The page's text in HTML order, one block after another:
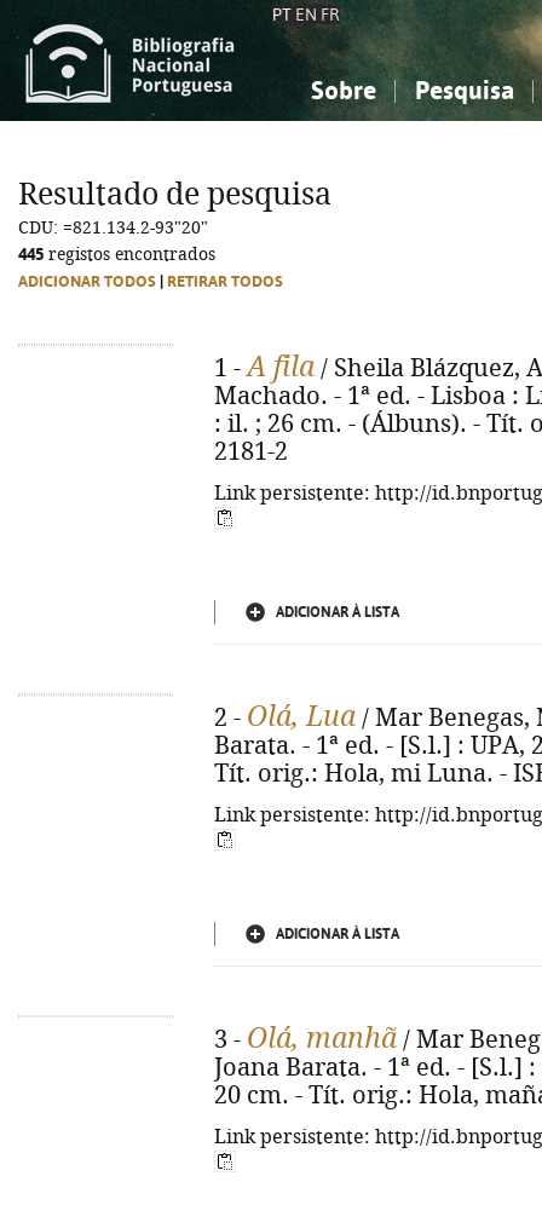
PT EN FR
Sobre Pesquisa
Ciências sociais...
Ciências sociais...
Resultado de pesquisa
CDU: =821.134.2-93"20"
445 registos encontrados
ADICIONAR TODOS RETIRAR TODOS
1 -A fila / Sheila Blázquez,
Machado. - 1ª ed. - Lisboa :
: il. ; 26 cm. - (Álbuns). - Tít.
2181-2
Link persistente: http://
ADICIONAR À LISTA
2 - Olá, Lua / Mar Benegas,
Barata. - 1ª ed. - [S.l.] :
Tít. orig.: Hola, mi Luna. -
Link persistente: http://
ADICIONAR À LISTA
3 - Olá, manhã / Mar
Joana Barata. - 1ª ed. - [S.l.]
20 cm. - Tít. orig.: Hola,
Link persistente: http://